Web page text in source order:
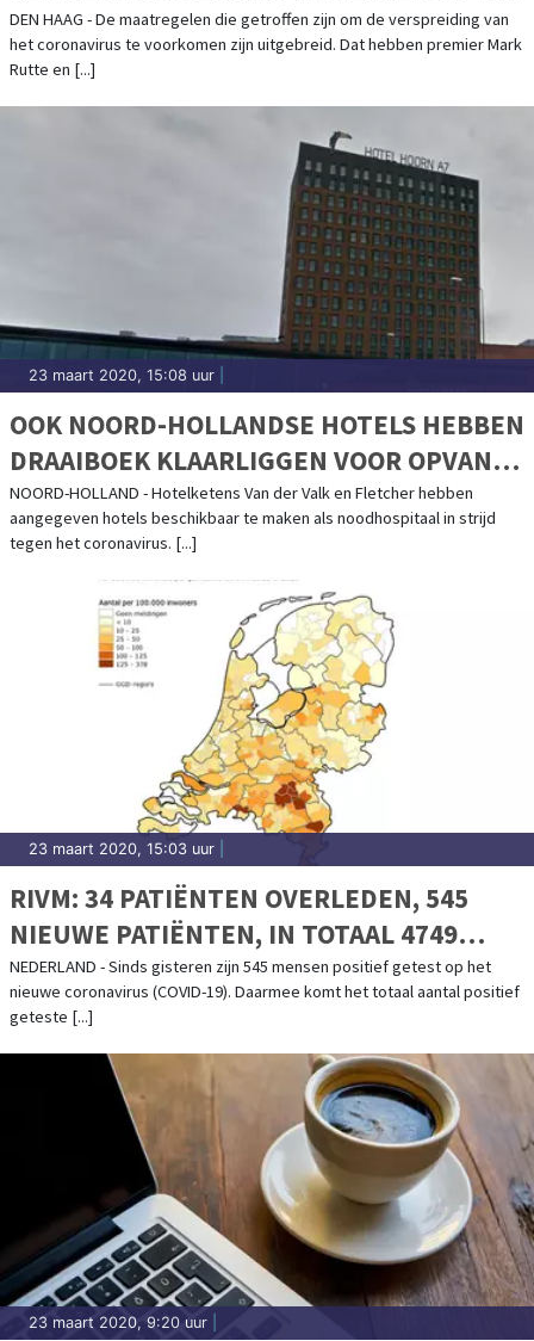
1 JUNI
DEN HAAG - De maatregelen die getroffen zijn om de verspreiding van
het coronavirus te voorkomen zijn uitgebreid. Dat hebben premier Mark
Rutte en [...]
23 maart 2020, 15:08 uur
OOK NOORD-HOLLANDSE HOTELS HEBBEN
DRAAIBOEK KLAARLIGGEN VOOR OPVANG
CORONAPATIËNTEN
NOORD-HOLLAND - Hotelketens Van der Valk en Fletcher hebben
aangegeven hotels beschikbaar te maken als noodhospitaal in strijd
tegen het coronavirus. [...]
23 maart 2020, 15:03 uur
RIVM: 34 PATIËNTEN OVERLEDEN, 545
NIEUWE PATIËNTEN, IN TOTAAL 4749
POSITIEF GETESTE PERSONEN
NEDERLAND - Sinds gisteren zijn 545 mensen positief getest op het
nieuwe coronavirus (COVID-19). Daarmee komt het totaal aantal positief
geteste [...]
23 maart 2020, 9:20 uur